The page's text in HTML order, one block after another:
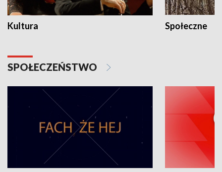
Kultura Społeczne
SPOŁECZEŃSTWO